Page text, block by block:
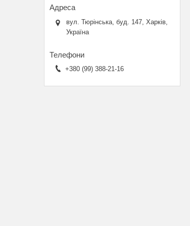
вул. Тюрінська, буд. 147, Харків,
Україна
+380 (99) 388-21-16